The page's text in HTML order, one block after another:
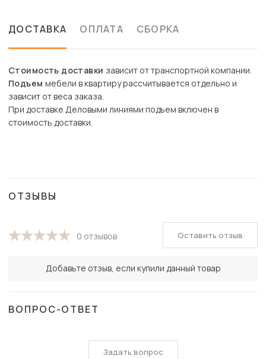
ДОСТАВКА ОПЛАТА СБОРКА
Стоимость доставки зависит от транспортной компании.
Подъем мебели в квартиру рассчитывается отдельно и
зависит от веса заказа.
При доставке Деловыми линиями подъем включен в
стоимость доставки.
ОТЗЫВЫ
0 отзывов
Добавьте отзыв, если купили данный товар
Оставить отзыв
ВОПРОС-ОТВЕТ
Задать вопрос